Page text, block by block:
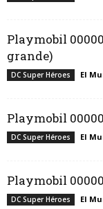
Playmobil
grande)
DC Super Héroes El
Playmobil
DC Super Héroes El
Playmobil
DC Super Héroes El